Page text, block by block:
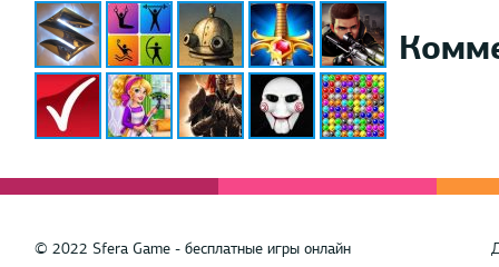
© 2022 Sfera Game - бесплатные игры онлайн